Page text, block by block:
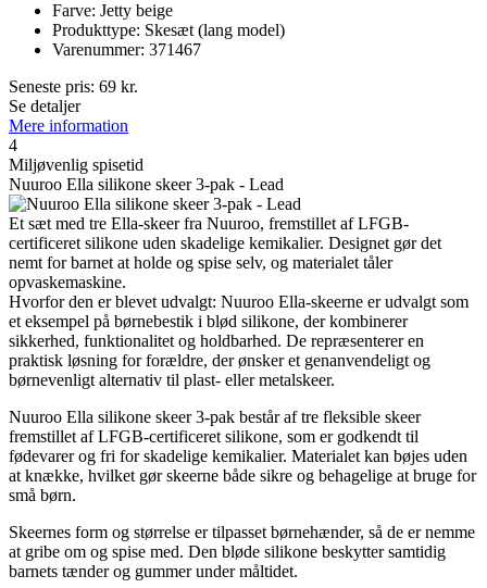
Farve: Jetty beige
Produkttype: Skesæt (lang model)
Varenummer: 371467
Seneste pris: 69 kr.
Se detaljer
Mere information
4
Miljøvenlig spisetid
Nuuroo Ella silikone skeer 3-pak - Lead
Et sæt med tre Ella-skeer fra Nuuroo, fremstillet af LFGB-
certificeret silikone uden skadelige kemikalier. Designet gør det
nemt for barnet at holde og spise selv, og materialet tåler
opvaskemaskine.
Hvorfor den er blevet udvalgt: Nuuroo Ella-skeerne er udvalgt som
et eksempel på børnebestik i blød silikone, der kombinerer
sikkerhed, funktionalitet og holdbarhed. De repræsenterer en
praktisk løsning for forældre, der ønsker et genanvendeligt og
børnevenligt alternativ til plast- eller metalskeer.
Nuuroo Ella silikone skeer 3-pak består af tre fleksible skeer
fremstillet af LFGB-certificeret silikone, som er godkendt til
fødevarer og fri for skadelige kemikalier. Materialet kan bøjes uden
at knække, hvilket gør skeerne både sikre og behagelige at bruge for
små børn.
Skeernes form og størrelse er tilpasset børnehænder, så de er nemme
at gribe om og spise med. Den bløde silikone beskytter samtidig
barnets tænder og gummer under måltidet.